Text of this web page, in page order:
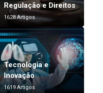
Regulação e Direitos
1628 Artigos
Tecnologia e
Inovação
1619 Artigos